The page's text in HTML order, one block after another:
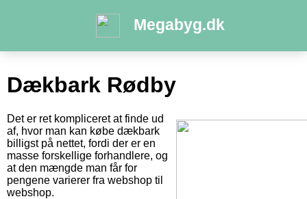
Megabyg.dk
Dækbark Rødby
Det er ret kompliceret at finde ud
af, hvor man kan købe dækbark
billigst på nettet, fordi der er en
masse forskellige forhandlere, og
at den mængde man får for
pengene varierer fra webshop til
webshop.